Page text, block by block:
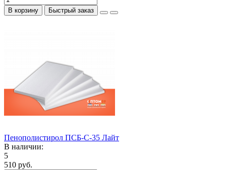
В корзину Быстрый заказ
Пенополистирол ПСБ-С-35 Лайт
В наличии:
5
510 руб.